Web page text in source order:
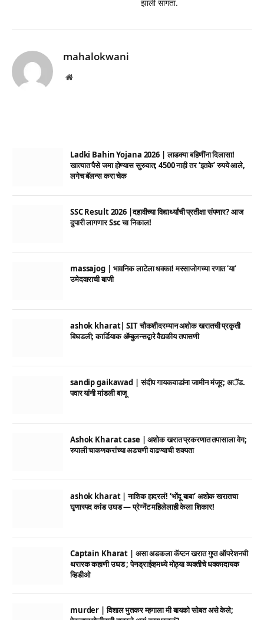
झाली सांगता.
mahalokwani
Website
Ladki Bahin Yojana 2026 | लाडक्या बहिणींना दिलासा!
खात्यात पैसे जमा होण्यास सुरुवात; 4500 नाही तर ‘इतके’ रुपये आले,
लगेच बॅलन्स करा चेक
SSC Result 2026 |दहावीच्या विद्यार्थ्यांची प्रतीक्षा संपणार? आज
दुपारी लागणार Ssc चा निकाल!
massajog | भावनिक लाटेला धक्का! मस्साजोगच्या रणात ‘या’
उमेदवाराची बाजी
ashok kharat| SIT चौकशीदरम्यान अशोक खरातची प्रकृती
बिघडली; कार्डियाक ॲम्बुलन्सद्वारे वैद्यकीय तपासणी
sandip gaikawad | संदीप गायकवाडांना जामीन मंजूर; अॅड.
पवार यांनी मांडली बाजू
Ashok Kharat case | अशोक खरात प्रकरणात तपासाला वेग;
रुपाली चाकणकरांच्या अडचणी वाढण्याची शक्यता
ashok kharat | नाशिक हादरलं! ‘भोंदू बाबा’ अशोक खरातचा
घृणास्पद कांड उघड — प्रेग्नेंट महिलेलाही केला शिकार!
Captain Kharat | असा अडकला कॅप्टन खरात गुप्त ऑपरेशनची
थरारक कहाणी उघड ; पेनड्राईव्हमध्ये मोठ्या व्यक्तीचे धक्कादायक
व्हिडीओ
murder | विशाल भुतकर म्हणाला मी बायको सोबत असे केले;